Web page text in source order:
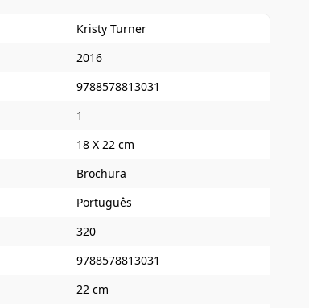
Kristy Turner
2016
9788578813031
1
18 X 22 cm
Brochura
Português
320
9788578813031
22 cm